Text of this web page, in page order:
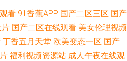
站 欧美偷窥 老湿机导航 久久香蕉网址 成
日韩乱论 另类图日韩 日韩色图色色 亚洲
看 91香蕉APP 国产二区三区 国产
国产二区在线观看 美女伦理视频
丁香五月天堂 欧美变态一区 国产
福利视频资源站 成人午夜在线观